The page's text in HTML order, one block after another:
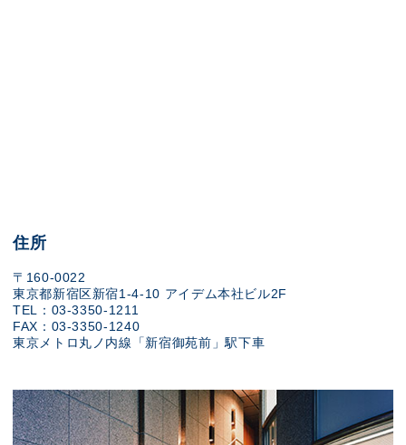
住所
〒160-0022
東京都新宿区新宿1-4-10 アイデム本社ビル2F
TEL：03-3350-1211
FAX：03-3350-1240
東京メトロ丸ノ内線「新宿御苑前」駅下車